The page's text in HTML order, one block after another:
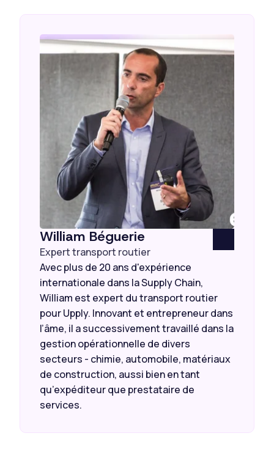
William Béguerie
Expert transport routier
Avec plus de 20 ans d'expérience
internationale dans la Supply Chain,
William est expert du transport routier
pour Upply. Innovant et entrepreneur dans
l’âme, il a successivement travaillé dans la
gestion opérationnelle de divers
secteurs - chimie, automobile, matériaux
de construction, aussi bien en tant
qu’expéditeur que prestataire de
services.